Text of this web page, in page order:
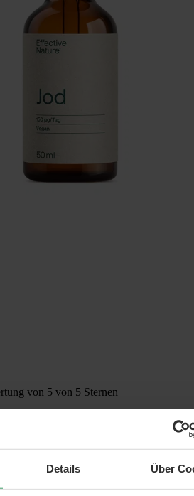
Details Über
von 5 von 5 Sternen